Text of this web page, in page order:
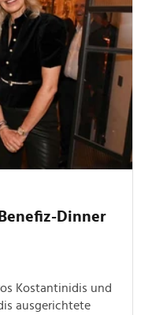
Dinner
Kostantinidis und
ausgerichtete